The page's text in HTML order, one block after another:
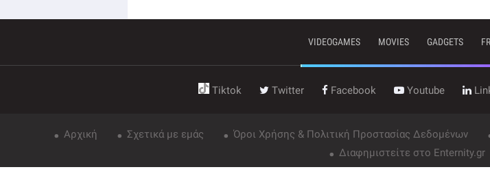
VIDEOGAMES MOVIES GADGETS
Tiktok Twitter Facebook Youtube
Αρχική Σχετικά με εμάς Όροι Χρήσης & Πολιτική Προστασίας Δεδομένων
Διαφημιστείτε στο Enternity.gr